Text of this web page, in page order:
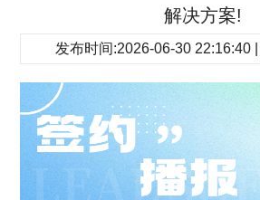
解决方案!
发布时间:2026-06-30 22:16:40 |